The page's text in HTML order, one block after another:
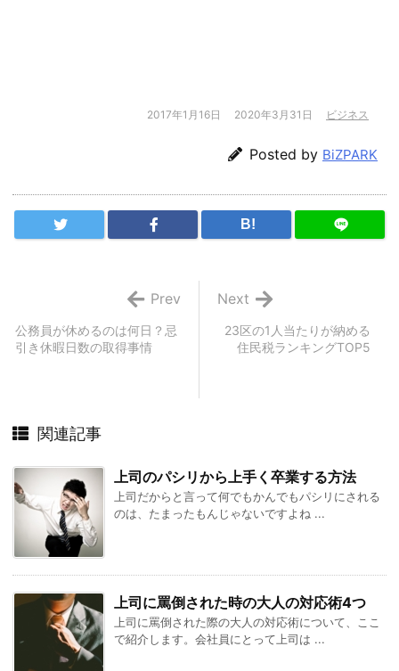
2017年1月16日 2020年3月31日 ビジネス
Posted by BiZPARK
B!
23区の1人当たりが納める
住民税ランキングTOP5
Next
公務員が休めるのは何日？忌
引き休暇日数の取得事情
Prev
関連記事
上司のパシリから上手く卒業する方法
上司だからと言って何でもかんでもパシリにされる
のは、たまったもんじゃないですよね ...
上司に罵倒された時の大人の対応術4つ
上司に罵倒された際の大人の対応術について、ここ
で紹介します。会社員にとって上司は ...